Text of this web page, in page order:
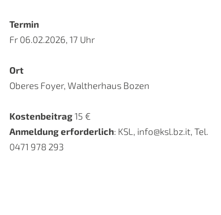
Termin
Fr 06.02.2026, 17 Uhr
Ort
Oberes Foyer, Waltherhaus Bozen
Kostenbeitrag15 €
Anmeldung erforderlich: KSL, info@ksl.bz.it, Tel.
0471 978 293